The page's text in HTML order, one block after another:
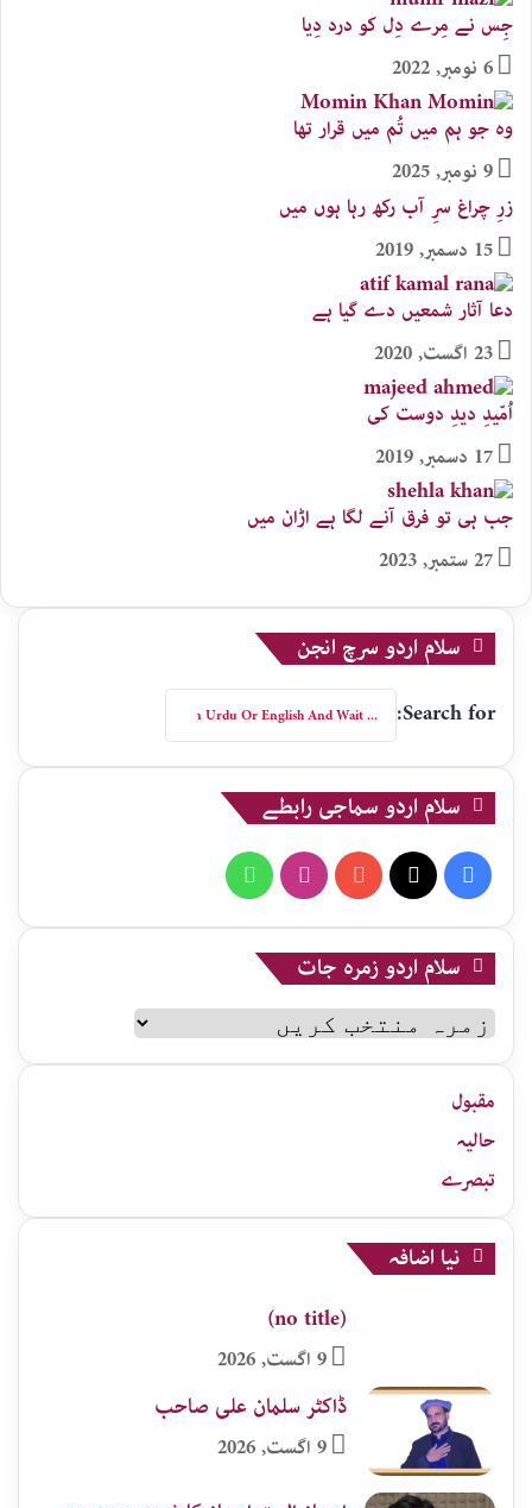
جِس نے مِرے دِل کو درد دِیا
6 نومبر, 2022
وہ جو ہم میں تُم میں قرار تھا
9 نومبر, 2025
زرِ چراغ سرِ آب رکھ رہا ہوں میں
15 دسمبر, 2019
دعا آثار شمعیں دے گیا ہے
23 اگست, 2020
اُمّیدِ دیدِ دوست کی
17 دسمبر, 2019
جب ہی تو فرق آنے لگا ہے اڑان میں
27 ستمبر, 2023
سلام اردو سرچ انجن
Search for:
سلام اردو سماجی رابطے
Facebook
YouTube
Instagram
WhatsApp
سلام اردو زمرہ جات
سلام
اردو
زمرہ
جات
مقبول
حالیہ
تبصرے
نیا اضافہ
(no title)
9 اگست, 2026
ڈاکٹر سلمان علی صاحب
9 اگست, 2026